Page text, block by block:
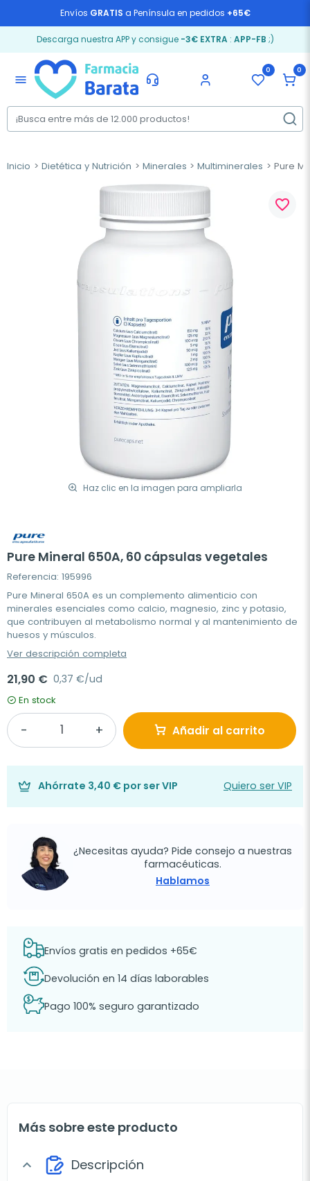
Envíos GRATIS a Península en pedidos +65€
Descarga nuestra APP y consigue -3€ EXTRA: APP-FB ;)
menu
0 0
Inicio Dietética y Nutrición Minerales Multiminerales Pure
Haz clic en la imagen para ampliarla
favorite_border
Pure Mineral 650A, 60 cápsulas vegetales
Referencia: 195996
Pure Mineral 650A es un complemento alimenticio con
minerales esenciales como calcio, magnesio, zinc y potasio,
que contribuyen al metabolismo normal y al mantenimiento de
huesos y músculos.
Ver descripción completa
21,90 € 0,37 €/ud
En stock
Añadir al carrito
Ahórrate 3,40 € por ser VIP Quiero ser VIP
¿Necesitas ayuda? Pide consejo a nuestras
farmacéuticas.
Hablamos
Envíos gratis en pedidos +65€
Devolución en 14 días laborables
Pago 100% seguro garantizado
Más sobre este producto
expand_more Descripción